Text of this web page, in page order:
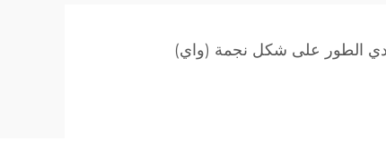
الطور على شكل نجمة (واي)